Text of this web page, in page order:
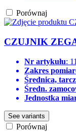
Porównaj
CZUJNIK
Nr artykułu:
Zakres
Średnica,
Średn.
Jednostka
See variants
Porównaj